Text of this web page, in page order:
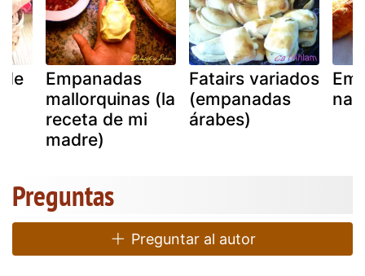
Empanadas
mallorquinas (la
receta de mi
madre)
Fatairs variados
(empanadas
árabes)
Preguntas
Preguntar al autor